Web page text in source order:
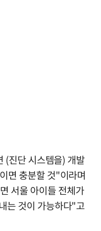
(진단 시스템을) 개발
면 충분할 것"이라며
서울 아이들 전체가
는 것이 가능하다"고